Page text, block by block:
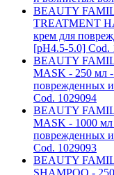
BEAUTY
TREATMENT
крем для
[pH4.5-5.0] Cod.
BEAUTY
MASK - 250 мл -
поврежденных
Cod. 1029094
BEAUTY
MASK - 1000 мл
поврежденных
Cod. 1029093
BEAUTY
SHAMPOO -